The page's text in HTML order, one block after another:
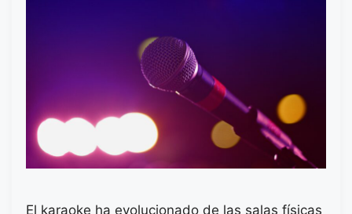
El karaoke ha evolucionado de las salas físicas